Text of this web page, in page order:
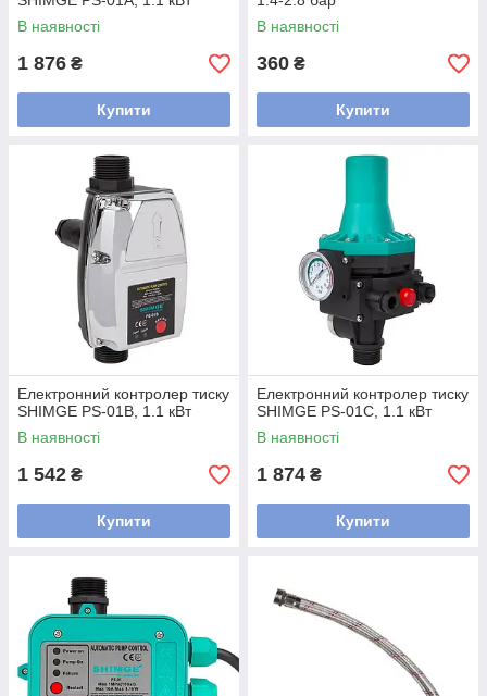
В наявності
1 876 ₴
Купити
В наявності
360 ₴
Купити
Електронний контролер тиску
SHIMGE PS-01B, 1.1 кВт
В наявності
1 542 ₴
Купити
Електронний контролер тиску
SHIMGE PS-01C, 1.1 кВт
В наявності
1 874 ₴
Купити